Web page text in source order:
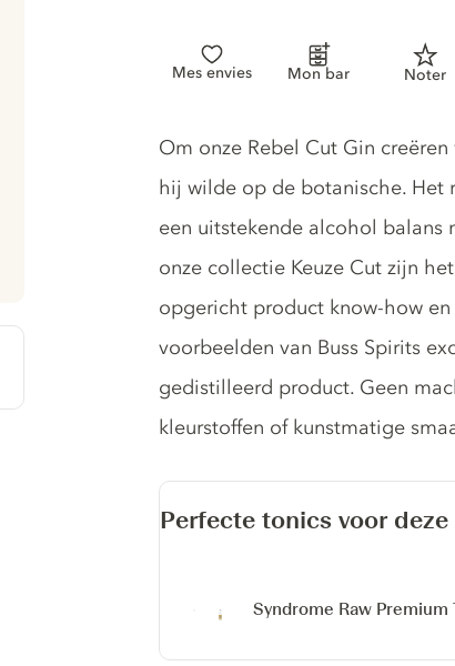
Mes envies Mon bar Noter
Gin description
Om onze Rebel Cut Gin
hij wilde op de botanische. Het
een uitstekende alcohol balans
onze collectie Keuze Cut zijn
opgericht product know-how
voorbeelden van Buss Spirits
gedistilleerd product. Geen
kleurstoffen of kunstmatige
Perfecte tonics voor deze
Syndrome Raw Premium